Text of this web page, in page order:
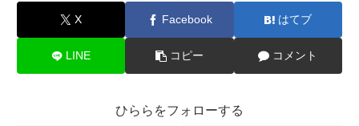
X Facebook はてブ
LINE コピー コメント
ひららをフォローする